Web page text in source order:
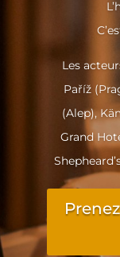
Les
Paříž
(Alep),
Grand